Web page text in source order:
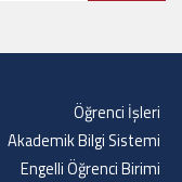
Öğrenci İşleri
Akademik Bilgi Sistemi
Engelli Öğrenci Birimi